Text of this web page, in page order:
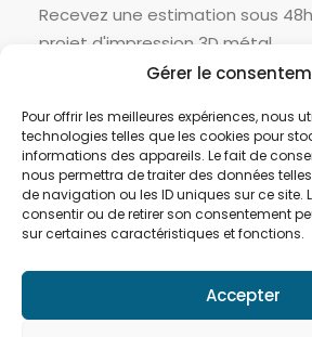
Gérer le
Pour offrir les meilleures expériences, nous
technologies telles que les cookies pour
informations des appareils. Le fait de
nous permettra de traiter des données
de navigation ou les ID uniques sur ce site.
consentir ou de retirer son consentement
sur certaines caractéristiques et fonctions.
Accepter
Recevez une estimation sous
projet d'impression 3D métal.
Suivez-nous :